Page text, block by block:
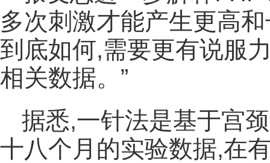
多次刺激才能产生更高
到底如何,需要更有说服
相关数据。”
据悉,一针法是基于宫
十八个月的实验数据,在